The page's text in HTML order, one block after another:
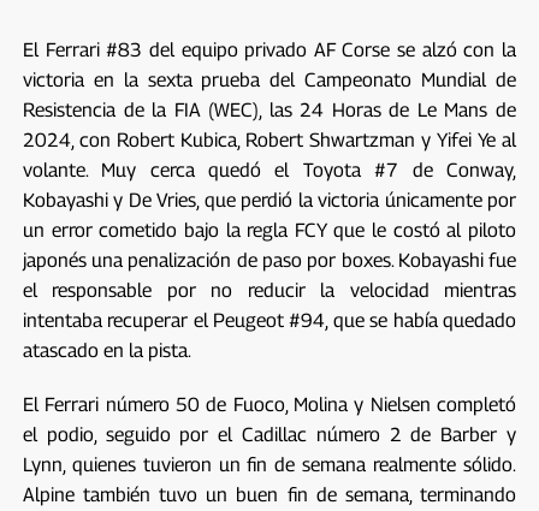
El Ferrari #83 del equipo privado AF Corse se alzó con la
victoria en la sexta prueba del Campeonato Mundial de
Resistencia de la FIA (WEC), las 24 Horas de Le Mans de
2024, con Robert Kubica, Robert Shwartzman y Yifei Ye al
volante. Muy cerca quedó el Toyota #7 de Conway,
Kobayashi y De Vries, que perdió la victoria únicamente por
un error cometido bajo la regla FCY que le costó al piloto
japonés una penalización de paso por boxes. Kobayashi fue
el responsable por no reducir la velocidad mientras
intentaba recuperar el Peugeot #94, que se había quedado
atascado en la pista.
El Ferrari número 50 de Fuoco, Molina y Nielsen completó
el podio, seguido por el Cadillac número 2 de Barber y
Lynn, quienes tuvieron un fin de semana realmente sólido.
Alpine también tuvo un buen fin de semana, terminando